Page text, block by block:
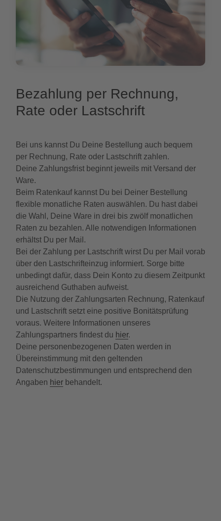
Bezahlung per Rechnung,
Rate oder Lastschrift
Bei uns kannst Du Deine Bestellung auch bequem
per Rechnung, Rate oder Lastschrift zahlen.
Deine Zahlungsfrist beginnt jeweils mit Versand der
Ware.
Beim Ratenkauf kannst Du bei Deiner Bestellung
flexible monatliche Raten auswählen. Du hast dabei
die Wahl, Deine Ware in drei bis zwölf monatlichen
Raten zu bezahlen. Alle notwendigen Informationen
erhältst Du per Mail.
Bei der Zahlung per Lastschrift wirst Du per Mail vorab
über den Lastschrifteinzug informiert. Sorge bitte
unbedingt dafür, dass Dein Konto zu diesem Zeitpunkt
ausreichend Guthaben aufweist.
Die Nutzung der Zahlungsarten Rechnung, Ratenkauf
und Lastschrift setzt eine positive Bonitätsprüfung
voraus. Weitere Informationen unseres
Zahlungspartners findest du hier.
Deine personenbezogenen Daten werden in
Übereinstimmung mit den geltenden
Datenschutzbestimmungen und entsprechend den
Angaben hier behandelt.